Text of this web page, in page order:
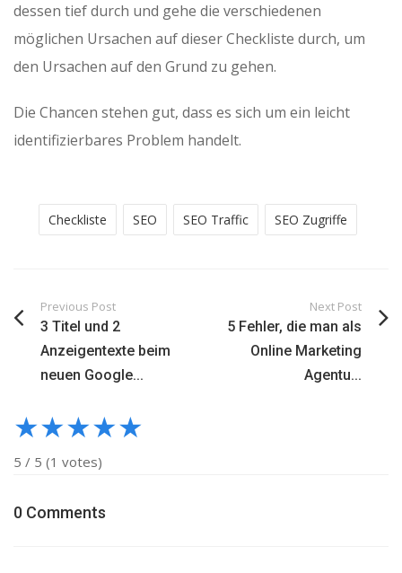
dessen tief durch und gehe die verschiedenen
möglichen Ursachen auf dieser Checkliste durch, um
den Ursachen auf den Grund zu gehen.
Die Chancen stehen gut, dass es sich um ein leicht
identifizierbares Problem handelt.
Checkliste SEO SEO Traffic SEO Zugriffe
Previous Post
3 Titel und 2
Anzeigentexte beim
neuen Google...
Next Post
5 Fehler, die man als
Online Marketing
Agentu...
★★★★★
5 / 5 (1 votes)
0 Comments